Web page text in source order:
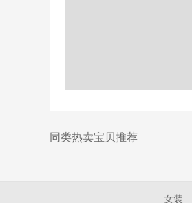
同类热卖宝贝推荐
女装